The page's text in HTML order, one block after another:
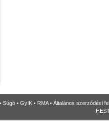
• Súgó • GyIK • RMA• Általános szerződési